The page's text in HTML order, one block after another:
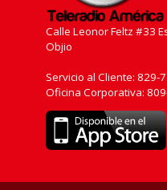
Calle Leonor Feltz #33
Objio
Servicio al Cliente: 829-
Oficina Corporativa: